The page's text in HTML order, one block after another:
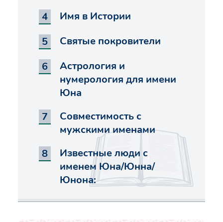
Имя в Истории
Святые покровители
Астрология и
нумерология для имени
Юна
Совместимость с
мужскими именами
Известные люди с
именем Юна/Юнна/
Юнона: